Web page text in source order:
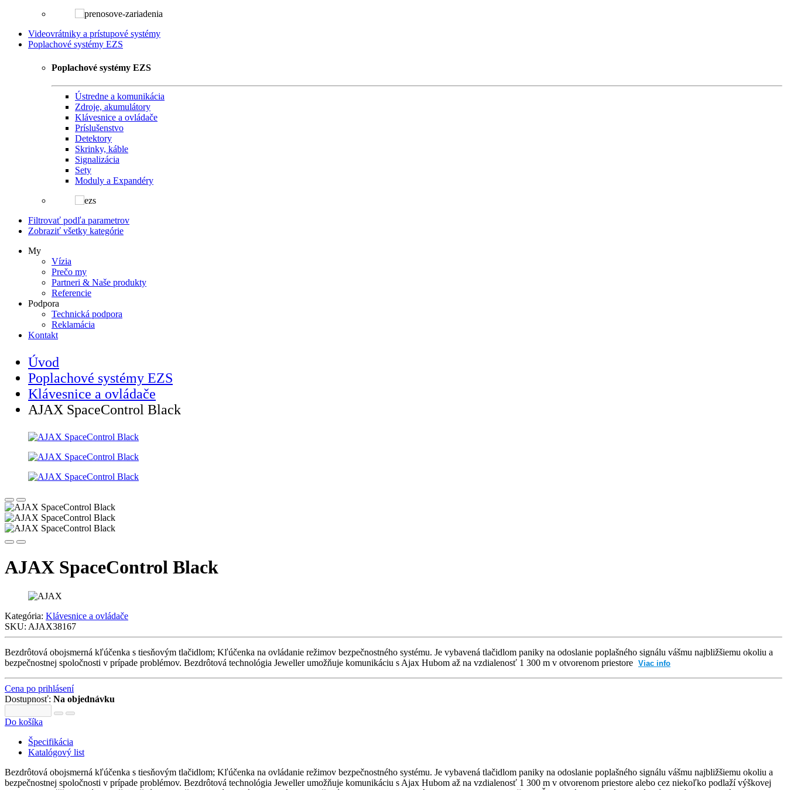
Videovrátniky a prístupové systémy
Poplachové systémy EZS
Poplachové systémy EZS
Ústredne a komunikácia
Zdroje, akumulátory
Klávesnice a ovládače
Príslušenstvo
Detektory
Skrinky, káble
Signalizácia
Sety
Moduly a Expandéry
Filtrovať podľa parametrov
Zobraziť všetky kategórie
My
Vízia
Prečo my
Partneri & Naše produkty
Referencie
Podpora
Technická podpora
Reklamácia
Kontakt
Úvod
Poplachové systémy EZS
Klávesnice a ovládače
AJAX SpaceControl Black
AJAX SpaceControl Black
Kategória: Klávesnice a ovládače
SKU: AJAX38167
Bezdrôtová obojsmerná kľúčenka s tiesňovým tlačidlom; Kľúčenka na ovládanie režimov bezpečnostného systému. Je vybavená tlačidlom paniky na odoslanie poplašného signálu vášmu najbližšiemu okoliu a
bezpečnostnej spoločnosti v prípade problémov. Bezdrôtová technológia Jeweller umožňuje komunikáciu s Ajax Hubom až na vzdialenosť 1 300 m v otvorenom priestore Viac info
Cena po prihlásení
Dostupnosť: Na objednávku
Do košíka
Špecifikácia
Katalógový list
Bezdrôtová obojsmerná kľúčenka s tiesňovým tlačidlom; Kľúčenka na ovládanie režimov bezpečnostného systému. Je vybavená tlačidlom paniky na odoslanie poplašného signálu vášmu najbližšiemu okoliu a
bezpečnostnej spoločnosti v prípade problémov. Bezdrôtová technológia Jeweller umožňuje komunikáciu s Ajax Hubom až na vzdialenosť 1 300 m v otvorenom priestore alebo cez niekoľko podlaží výškovej